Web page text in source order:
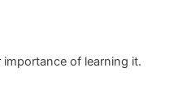
of learning it.